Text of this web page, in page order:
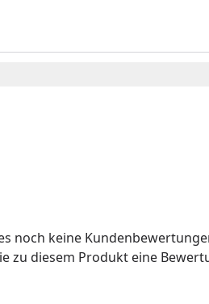
noch keine
zu diesem Produkt eine